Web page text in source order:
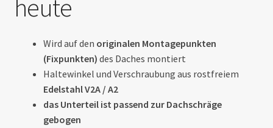
heute
Wird auf den originalen Montagepunkten
(Fixpunkten) des Daches montiert
Haltewinkel und Verschraubung aus rostfreiem
Edelstahl V2A / A2
das Unterteil ist passend zur Dachschräge
gebogen